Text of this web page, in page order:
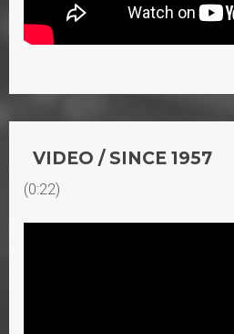
VIDEO / SINCE 1957
(0:22)